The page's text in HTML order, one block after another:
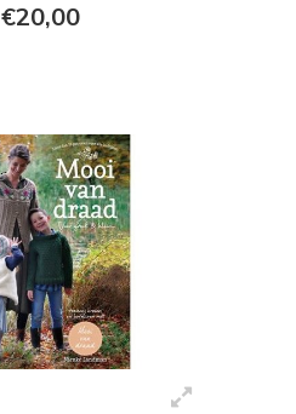
€20,00